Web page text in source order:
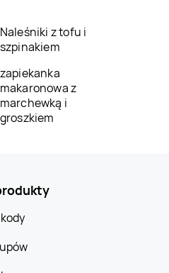
Naleśniki z tofu i
szpinakiem
zapiekanka
makaronowa z
marchewką i
groszkiem